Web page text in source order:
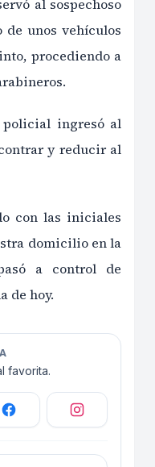
al sospechoso
de unos vehículos
procediendo a
ingresó al
y reducir al
con las iniciales
domicilio en la
a control de
de hoy.
favorita.